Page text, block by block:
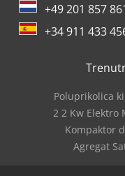
+49 201 857
+34 911 433
Poluprikolica
2 2 Kw Elektro
Kompaktor
Agregat